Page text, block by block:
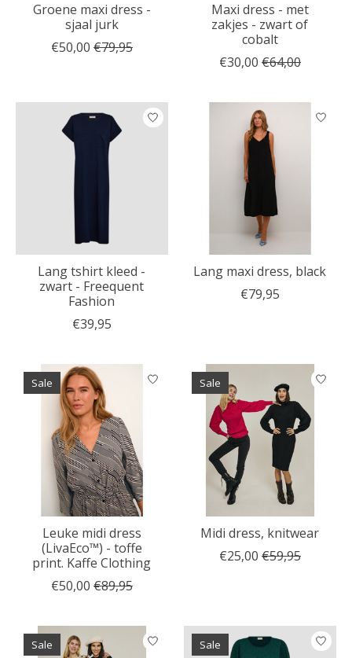
Groene maxi dress -
sjaal jurk
€50,00 €79,95
Maxi dress - met
zakjes - zwart of
cobalt
€30,00 €64,00
Lang tshirt kleed -
zwart - Freequent
Fashion
€39,95
Lang maxi dress, black
€79,95
Sale
Leuke midi dress
(LivaEco™) - toffe
print. Kaffe Clothing
€50,00 €89,95
Sale
Midi dress, knitwear
€25,00 €59,95
Sale Sale